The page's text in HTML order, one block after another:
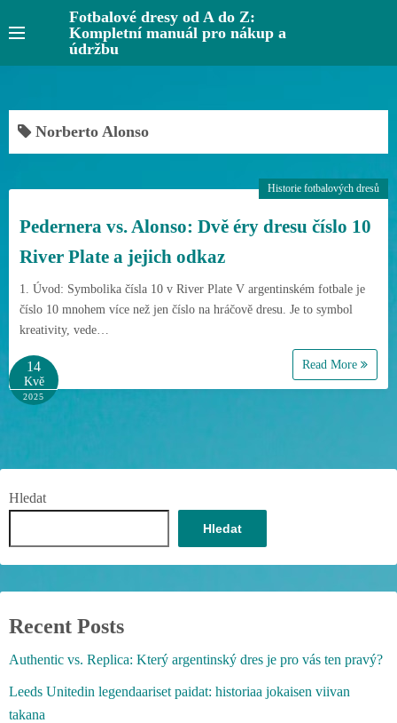
Fotbalové dresy od A do Z:
Kompletní manuál pro nákup a
údržbu
Norberto Alonso
Pedernera vs. Alonso: Dvě éry dresu číslo 10
River Plate a jejich odkaz
1. Úvod: Symbolika čísla 10 v River Plate V argentinském fotbale je
číslo 10 mnohem více než jen číslo na hráčově dresu. Je to symbol
kreativity, vede…
Read More
Historie fotbalových dresů
14
Kvě
2025
Hledat
Hledat
Recent Posts
Authentic vs. Replica: Který argentinský dres je pro vás ten pravý?
Leeds Unitedin legendaariset paidat: historiaa jokaisen viivan
takana